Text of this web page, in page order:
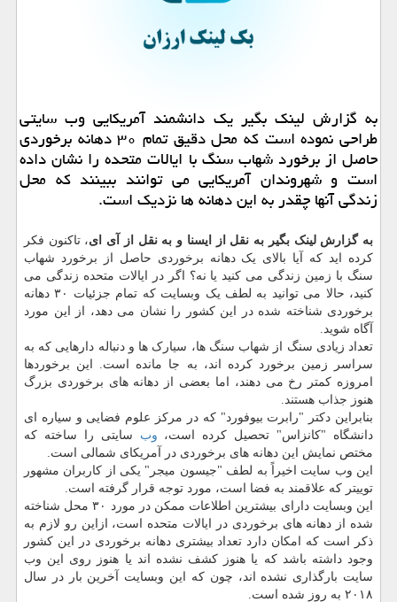
به گزارش لینک بگیر یک دانشمند آمریکایی وب سایتی
طراحی نموده است که محل دقیق تمام ۳۰ دهانه برخوردی
حاصل از برخورد شهاب سنگ با ایالات متحده را نشان داده
است و شهروندان آمریکایی می توانند ببینند که محل
زندگی آنها چقدر به این دهانه ها نزدیک است.
به گزارش لینک بگیر به نقل از ایسنا و به نقل از آی ای، تاکنون فکر
کرده اید که آیا بالای یک دهانه برخوردی حاصل از برخورد شهاب
سنگ با زمین زندگی می کنید یا نه؟ اگر در ایالات متحده زندگی می
کنید، حالا می توانید به لطف یک وبسایت که تمام جزئیات ۳۰ دهانه
برخوردی شناخته شده در این کشور را نشان می دهد، از این مورد
آگاه شوید.
تعداد زیادی سنگ از شهاب سنگ ها، سیارک ها و دنباله دارهایی که به
سراسر زمین برخورد کرده اند، به جا مانده است. این برخوردها
امروزه کمتر رخ می دهند، اما بعضی از دهانه های برخوردی بزرگ
هنوز جذاب هستند.
بنابراین دکتر "رابرت بیوفورد" که در مرکز علوم فضایی و سیاره ای
دانشگاه "کانزاس" تحصیل کرده است، وب سایتی را ساخته که
مختص نمایش این دهانه های برخوردی در آمریکای شمالی است.
این وب سایت اخیراً به لطف "جیسون میجر" یکی از کاربران مشهور
توییتر که علاقمند به فضا است، مورد توجه قرار گرفته است.
این وبسایت دارای بیشترین اطلاعات ممکن در مورد ۳۰ محل شناخته
شده از دهانه های برخوردی در ایالات متحده است، ازاین رو لازم به
ذکر است که امکان دارد تعداد بیشتری دهانه برخوردی در این کشور
وجود داشته باشد که یا هنوز کشف نشده اند یا هنوز روی این وب
سایت بارگذاری نشده اند، چون که این وبسایت آخرین بار در سال
۲۰۱۸ به روز شده است.